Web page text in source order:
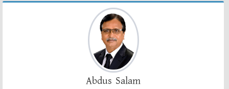
Abdus Salam